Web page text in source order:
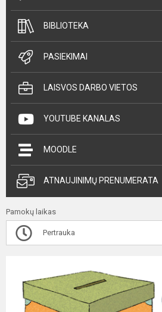
BIBLIOTEKA
PASIEKIMAI
LAISVOS DARBO VIETOS
YOUTUBE KANALAS
MOODLE
ATNAUJINIMŲ PRENUMERATA
Pamokų laikas
Pertrauka